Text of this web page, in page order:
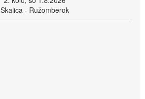
Skalica - Ružomberok